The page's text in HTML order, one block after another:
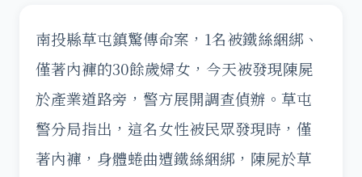
南投縣草屯鎮驚傳命案，1名被鐵絲綑綁、
僅著內褲的30餘歲婦女，今天被發現陳屍
於產業道路旁，警方展開調查偵辦。草屯
警分局指出，這名女性被民眾發現時，僅
著內褲，身體蜷曲遭鐵絲綑綁，陳屍於草